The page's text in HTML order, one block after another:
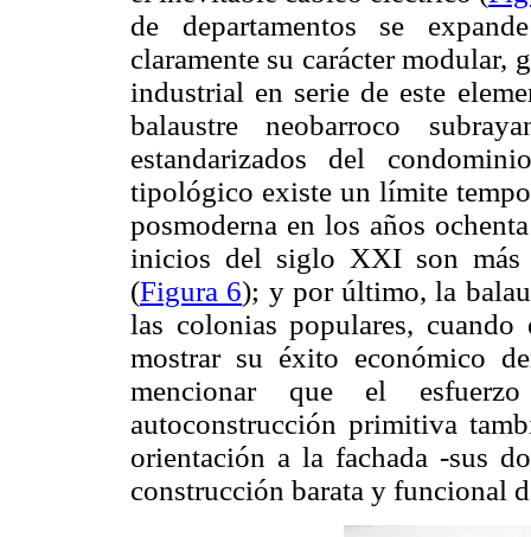
de departamentos se
claramente su carácter modular,
industrial en serie de este
balaustre neobarroco
estandarizados del
tipológico existe un límite
posmoderna en los años
inicios del siglo XXI son más
(Figura 6); y por último, la
las colonias populares,
mostrar su éxito económico
mencionar que el
autoconstrucción primitiva
orientación a la fachada -sus
construcción barata y funcional